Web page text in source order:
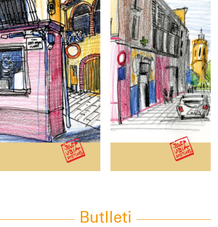
Butlleti